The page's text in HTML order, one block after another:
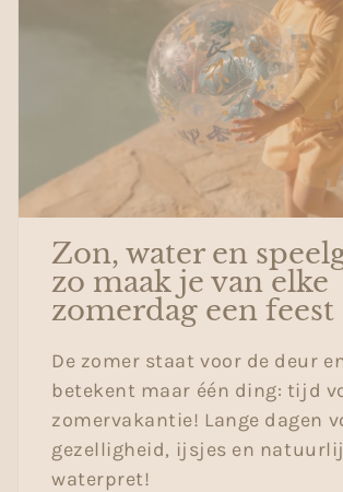
Zon, water en
zo maak je van elke
zomerdag een feest
De zomer staat voor de deur
betekent maar één ding: tijd
zomervakantie! Lange dagen
gezelligheid, ijsjes en
waterpret!